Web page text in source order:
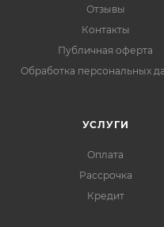
Отзывы
Контакты
Публичная оферта
Обработка персональных
УСЛУГИ
Оплата
Рассрочка
Кредит